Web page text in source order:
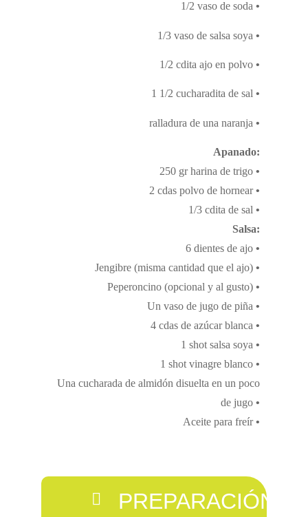
1/2 vaso de soda •
1/3 vaso de salsa soya •
1/2 cdita ajo en polvo •
1 1/2 cucharadita de sal •
ralladura de una naranja •
Apanado:
250 gr harina de trigo •
2 cdas polvo de hornear•
1/3 cdita de sal •
Salsa:
6 dientes de ajo •
Jengibre (misma cantidad que el ajo) •
Peperoncino (opcional y al gusto) •
Un vaso de jugo de piña •
4 cdas de azúcar blanca •
1 shot salsa soya •
1 shot vinagre blanco •
Una cucharada de almidón disuelta en un poco
de jugo •
Aceite para freír•
PREPARACIÓN